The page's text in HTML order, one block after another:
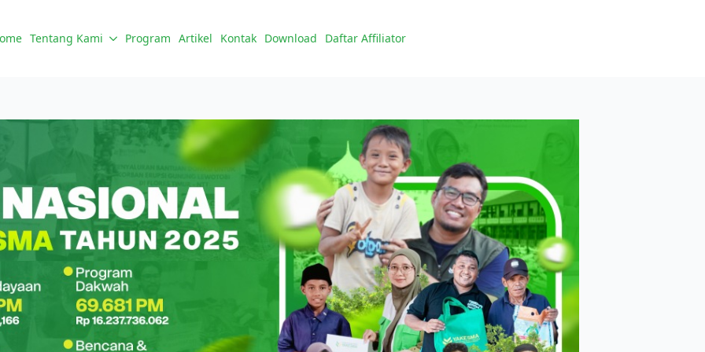
Tentang Kami Program Artikel Kontak Download Daftar Affiliator